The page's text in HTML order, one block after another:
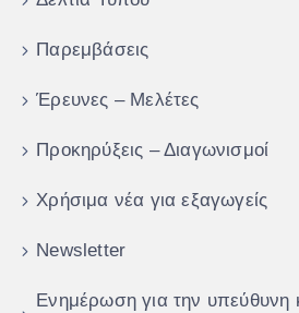
Παρεμβάσεις
Έρευνες – Μελέτες
Προκηρύξεις – Διαγωνισμοί
Χρήσιμα νέα για εξαγωγείς
Newsletter
Ενημέρωση για την υπεύθυνη